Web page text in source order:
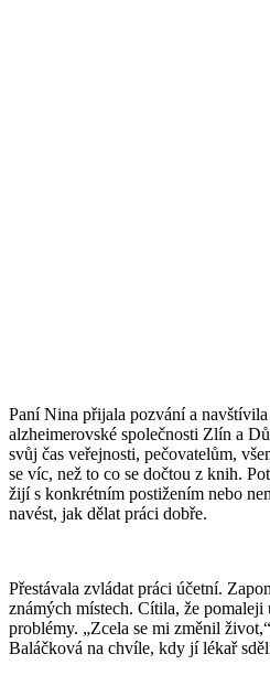
Paní Nina přijala pozvání a
alzheimerovské společnosti Zlín a
svůj čas veřejnosti, pečovatelům,
se víc, než to co se dočtou z knih.
žijí s konkrétním postižením nebo
navést, jak dělat práci dobře.
Přestávala zvládat práci účetní.
známých místech. Cítila, že
problémy. „Zcela se mi změnil
Baláčková na chvíle, kdy jí lékař